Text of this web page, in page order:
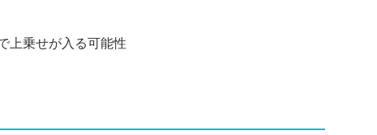
上乗せが入る可能性